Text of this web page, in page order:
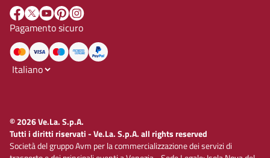
Pagamento sicuro
© 2026 Ve.La. S.p.A.
Tutti i diritti riservati - Ve.La. S.p.A. all rights reserved
Società del gruppo Avm per la commercializzazione dei servizi di